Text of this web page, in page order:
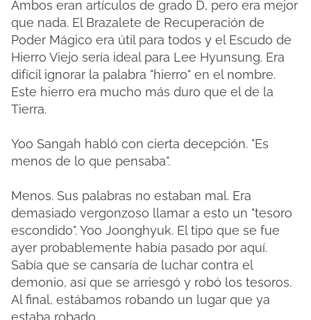
Ambos eran artículos de grado D, pero era mejor
que nada. El Brazalete de Recuperación de
Poder Mágico era útil para todos y el Escudo de
Hierro Viejo sería ideal para Lee Hyunsung. Era
difícil ignorar la palabra "hierro" en el nombre.
Este hierro era mucho más duro que el de la
Tierra.
Yoo Sangah habló con cierta decepción. "Es
menos de lo que pensaba".
Menos. Sus palabras no estaban mal. Era
demasiado vergonzoso llamar a esto un "tesoro
escondido". Yoo Joonghyuk. El tipo que se fue
ayer probablemente había pasado por aquí.
Sabía que se cansaría de luchar contra el
demonio, así que se arriesgó y robó los tesoros.
Al final, estábamos robando un lugar que ya
estaba robado.